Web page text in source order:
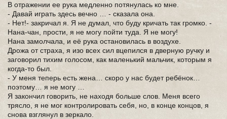
В отражении ее рука медленно потянулась ко мне.
- Давай играть здесь вечно … - сказала она.
- Нет!- закричал я. Я не думал, что буду кричать так громко. -
Нана-чан, прости, я не могу пойти туда. Я не могу!
Нана замолчала, и её рука остановилась в воздухе.
Дрожа от страха, я изо всех сил вцепился в дверную ручку и
заговорил тихим голосом, как маленький мальчик, которым я
когда-то был.
- У меня теперь есть жена… скоро у нас будет ребёнок…
поэтому… я не могу …
Я закончил говорить, не находя больше слов. Меня всего
трясло, я не мог контролировать себя, но, в конце концов, я
снова взглянул в зеркало.